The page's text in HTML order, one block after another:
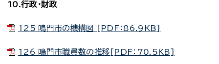
10.行政・財政
125 鳴門市の機構図 [PDF：86.9KB]
126 鳴門市職員数の推移[PDF：70.5KB]